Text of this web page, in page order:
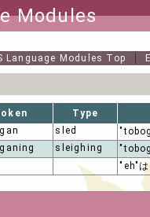
Modules
Language Modules Top
Type
sled
sleighing
"eh"